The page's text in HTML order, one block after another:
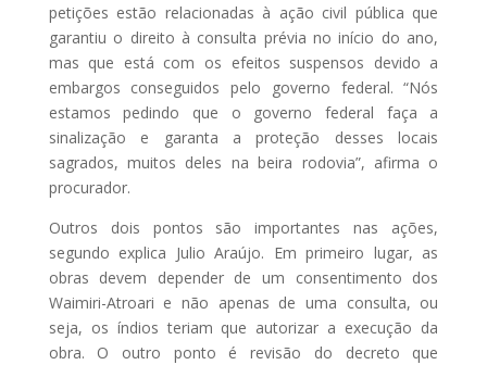
petições estão relacionadas à ação civil pública que
garantiu o direito à consulta prévia no início do ano,
mas que está com os efeitos suspensos devido a
embargos conseguidos pelo governo federal. “Nós
estamos pedindo que o governo federal faça a
sinalização e garanta a proteção desses locais
sagrados, muitos deles na beira rodovia”, afirma o
procurador.
Outros dois pontos são importantes nas ações,
segundo explica Julio Araújo. Em primeiro lugar, as
obras devem depender de um consentimento dos
Waimiri-Atroari e não apenas de uma consulta, ou
seja, os índios teriam que autorizar a execução da
obra. O outro ponto é revisão do decreto que